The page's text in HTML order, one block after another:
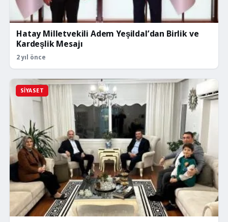
Hatay Milletvekili Adem Yeşildal’dan Birlik ve
Kardeşlik Mesajı
2 yıl önce
SIYASET